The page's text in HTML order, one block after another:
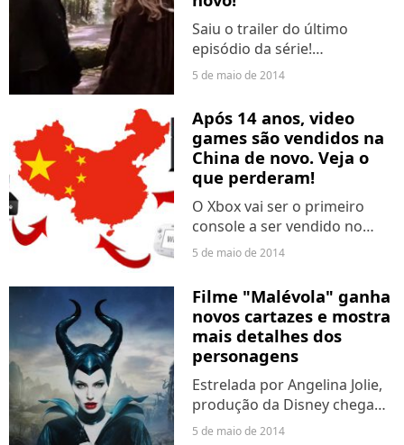
Saiu o trailer do último
episódio da série!
#EnchantedForest
5 de maio de 2014
Após 14 anos, video
games são vendidos na
China de novo. Veja o
que perderam!
O Xbox vai ser o primeiro
console a ser vendido no
país.
5 de maio de 2014
Filme "Malévola" ganha
novos cartazes e mostra
mais detalhes dos
personagens
Estrelada por Angelina Jolie,
produção da Disney chega
aos cinemas dia 29 de maio.
5 de maio de 2014